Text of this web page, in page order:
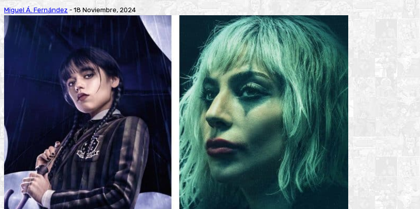
Miguel Á. Fernández - 18 Noviembre, 2024